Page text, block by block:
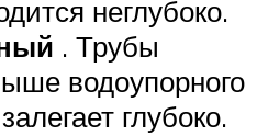
неглубоко.
. Трубы
водоупорного
глубоко.